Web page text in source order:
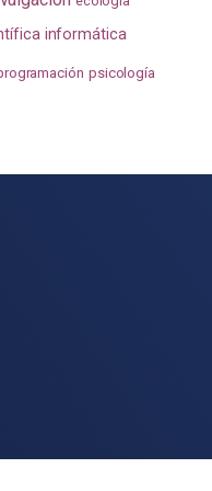
informática
psicología